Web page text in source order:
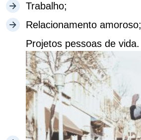
Trabalho;
Relacionamento amoroso;
Projetos pessoas de vida.